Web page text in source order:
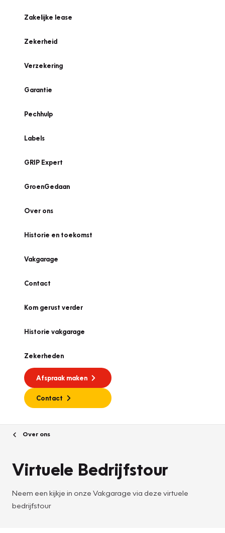
Zakelijke lease
Zekerheid
Verzekering
Garantie
Pechhulp
Labels
GRIP Expert
GroenGedaan
Over ons
Historie en toekomst
Vakgarage
Contact
Kom gerust verder
Historie vakgarage
Zekerheden
Afspraak maken
Contact
Over ons
Virtuele Bedrijfstour
Neem een kijkje in onze Vakgarage via deze virtuele
bedrijfstour